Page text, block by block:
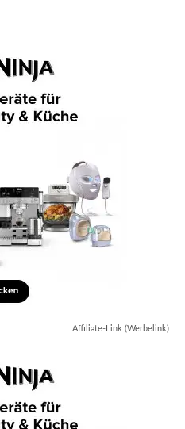
Affiliate-Link (Werbelink)